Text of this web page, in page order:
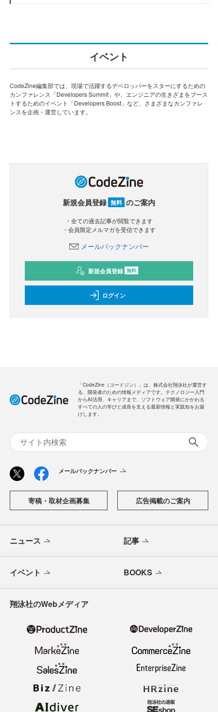
イベント
CodeZine編集部では、現場で活躍するデベロッパーをスターにするための
カンファレンス「Developers Summit」や、エンジニアの生きざまをブース
トするためのイベント「Developers Boost」など、さまざまなカンファレ
ンスを企画・運営しています。
新規会員登録 無料 のご案内
・全ての過去記事が閲覧できます
・会員限定メルマガを受信できます
メールバックナンバー
新規会員登録 無料
ログイン
「CodeZine（コードジン）」は、株式会社翔泳社が運営す
る、開発者のための情報メディアです。テクノロジー入門
からAI活用、キャリアまで、ソフトウェア開発にかかわる
すべての人の学びと成長を支える最新情報と実践知をお届
けします。
メールバックナンバー
寄稿・取材企画募集 広告掲載のご案内
ニュース 記事
イベント BOOKS
翔泳社のWebメディア